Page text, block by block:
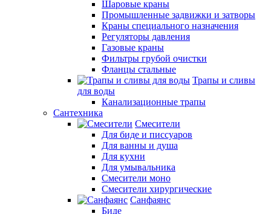
Шаровые краны
Промышленные задвижки и затворы
Краны специального назначения
Регуляторы давления
Газовые краны
Фильтры грубой очистки
Фланцы стальные
Трапы и сливы
для воды
Канализационные трапы
Сантехника
Смесители
Для биде и писсуаров
Для ванны и душа
Для кухни
Для умывальника
Смесители моно
Смесители хирургические
Санфаянс
Биде